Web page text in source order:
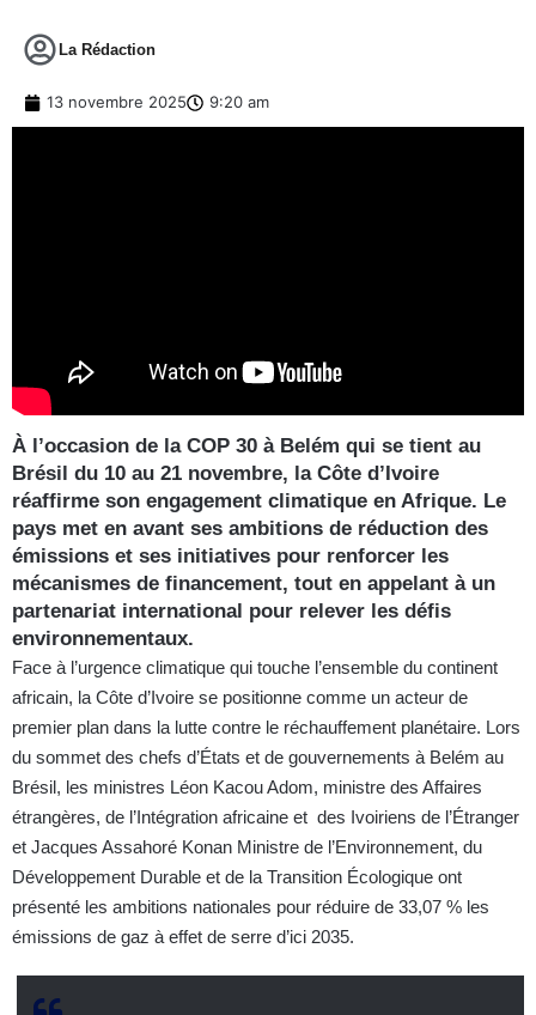
La Rédaction
13 novembre 2025 9:20 am
À l’occasion de la COP 30 à Belém qui se tient au
Brésil du 10 au 21 novembre, la Côte d’Ivoire
réaffirme son engagement climatique en Afrique. Le
pays met en avant ses ambitions de réduction des
émissions et ses initiatives pour renforcer les
mécanismes de financement, tout en appelant à un
partenariat international pour relever les défis
environnementaux.
Face à l’urgence climatique qui touche l’ensemble du continent
africain, la Côte d’Ivoire se positionne comme un acteur de
premier plan dans la lutte contre le réchauffement planétaire. Lors
du sommet des chefs d’États et de gouvernements à Belém au
Brésil, les ministres Léon Kacou Adom, ministre des Affaires
étrangères, de l’Intégration africaine et des Ivoiriens de l’Étranger
et Jacques Assahoré Konan Ministre de l’Environnement, du
Développement Durable et de la Transition Écologique ont
présenté les ambitions nationales pour réduire de 33,07 % les
émissions de gaz à effet de serre d’ici 2035.